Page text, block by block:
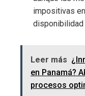
impositivas
Leer más
en Panamá?
procesos